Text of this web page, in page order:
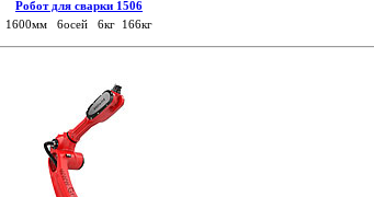
Робот для сварки 1506
1600мм 6осей 6кг 166кг